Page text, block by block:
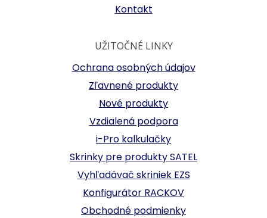
Kontakt
UŽITOČNÉ LINKY
Ochrana osobných údajov
Zľavnené produkty
Nové produkty
Vzdialená podpora
i-Pro kalkulačky
Skrinky pre produkty SATEL
Vyhľadávač skriniek EZS
Konfigurátor RACKOV
Obchodné podmienky